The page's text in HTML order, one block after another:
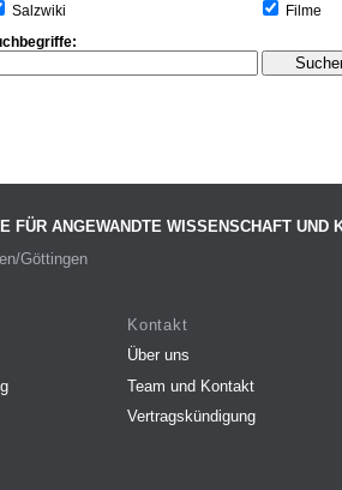
Salzwiki
Filme
FÜR ANGEWANDTE WISSENSCHAFT UND
Göttingen
Kontakt
Über uns
Team und Kontakt
Vertragskündigung